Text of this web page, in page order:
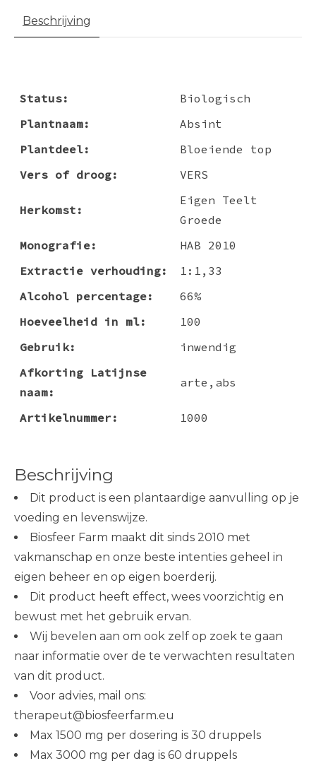
Beschrijving
Status:
Biologisch
Plantnaam:
Absint
Plantdeel:
Bloeiende top
Vers of droog:
VERS
Herkomst:
Eigen Teelt
Groede
Monografie:
HAB 2010
Extractie verhouding:
1:1,33
Alcohol percentage:
66%
Hoeveelheid in ml:
100
Gebruik:
inwendig
Afkorting Latijnse
naam:
arte,abs
Artikelnummer: 1000
Beschrijving
Dit product is een plantaardige aanvulling op je
voeding en levenswijze.
Biosfeer Farm maakt dit sinds 2010 met
vakmanschap en onze beste intenties geheel in
eigen beheer en op eigen boerderij.
Dit product heeft effect, wees voorzichtig en
bewust met het gebruik ervan.
Wij bevelen aan om ook zelf op zoek te gaan
naar informatie over de te verwachten resultaten
van dit product.
Voor advies, mail ons:
therapeut@biosfeerfarm.eu
Max 1500 mg per dosering is 30 druppels
Max 3000 mg per dag is 60 druppels